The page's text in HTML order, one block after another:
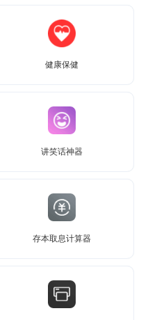
健康保健
讲笑话神器
存本取息计算器